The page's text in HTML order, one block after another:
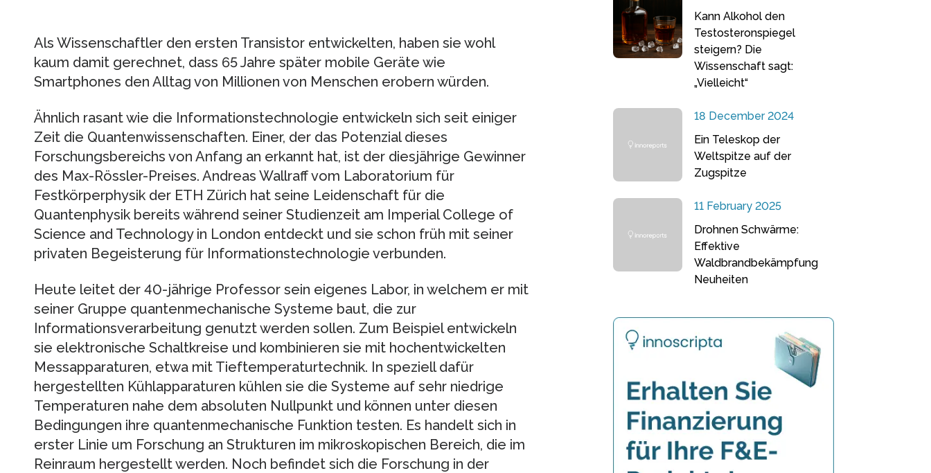
Als Wissenschaftler den ersten Transistor entwickelten, haben sie wohl
kaum damit gerechnet, dass 65 Jahre später mobile Geräte wie
Smartphones den Alltag von Millionen von Menschen erobern würden.
Ähnlich rasant wie die Informationstechnologie entwickeln sich seit einiger
Zeit die Quantenwissenschaften. Einer, der das Potenzial dieses
Forschungsbereichs von Anfang an erkannt hat, ist der diesjährige Gewinner
des Max-Rössler-Preises. Andreas Wallraff vom Laboratorium für
Festkörperphysik der ETH Zürich hat seine Leidenschaft für die
Quantenphysik bereits während seiner Studienzeit am Imperial College of
Science and Technology in London entdeckt und sie schon früh mit seiner
privaten Begeisterung für Informationstechnologie verbunden.
Heute leitet der 40-jährige Professor sein eigenes Labor, in welchem er mit
seiner Gruppe quantenmechanische Systeme baut, die zur
Informationsverarbeitung genutzt werden sollen. Zum Beispiel entwickeln
sie elektronische Schaltkreise und kombinieren sie mit hochentwickelten
Messapparaturen, etwa mit Tieftemperaturtechnik. In speziell dafür
hergestellten Kühlapparaturen kühlen sie die Systeme auf sehr niedrige
Temperaturen nahe dem absoluten Nullpunkt und können unter diesen
Bedingungen ihre quantenmechanische Funktion testen. Es handelt sich in
erster Linie um Forschung an Strukturen im mikroskopischen Bereich, die im
Reinraum hergestellt werden. Noch befindet sich die Forschung in der
Kann Alkohol den
Testosteronspiegel
steigern? Die
Wissenschaft sagt:
„Vielleicht“
18 December 2024
Ein Teleskop der
Weltspitze auf der
Zugspitze
11 February 2025
Drohnen Schwärme:
Effektive
Waldbrandbekämpfung
Neuheiten